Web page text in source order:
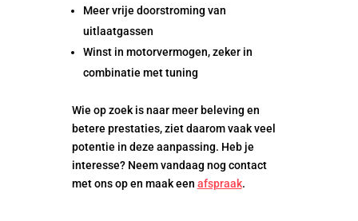
Meer vrije doorstroming van
uitlaatgassen
Winst in motorvermogen, zeker in
combinatie met tuning
Wie op zoek is naar meer beleving en
betere prestaties, ziet daarom vaak veel
potentie in deze aanpassing. Heb je
interesse? Neem vandaag nog contact
met ons op en maak een afspraak.